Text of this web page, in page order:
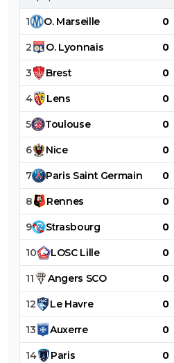
1 O. Marseille 0
2 O. Lyonnais 0
3 Brest 0
4 Lens 0
5 Toulouse 0
6 Nice 0
7 Paris Saint Germain 0
8 Rennes 0
9 Strasbourg 0
10 LOSC Lille 0
11 Angers SCO 0
12 Le Havre 0
13 Auxerre 0
14 Paris 0